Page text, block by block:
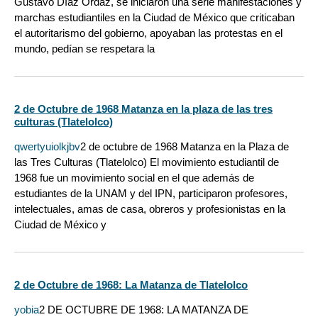
marchas estudiantiles en la Ciudad de México que criticaban
el autoritarismo del gobierno, apoyaban las protestas en el
mundo, pedían se respetara la
2 de Octubre de 1968 Matanza en la plaza de las tres
culturas (Tlatelolco)
qwertyuiolkjbv2 de octubre de 1968 Matanza en la Plaza de
las Tres Culturas (Tlatelolco) El movimiento estudiantil de
1968 fue un movimiento social en el que además de
estudiantes de la UNAM y del IPN, participaron profesores,
intelectuales, amas de casa, obreros y profesionistas en la
Ciudad de México y
2 de Octubre de 1968: La Matanza de Tlatelolco
yobia2 DE OCTUBRE DE 1968: LA MATANZA DE